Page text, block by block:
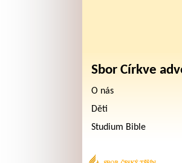
Sbor Církve
O nás
Děti
Studium Bible